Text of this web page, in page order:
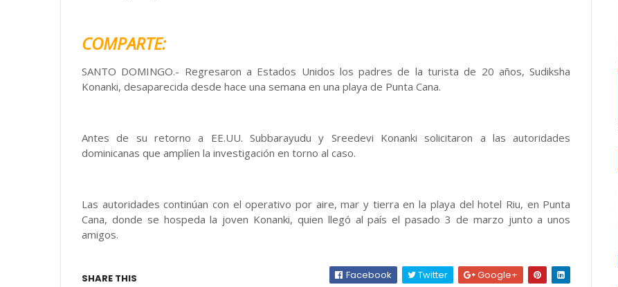
COMPARTE:
SANTO DOMINGO.- Regresaron a Estados Unidos los padres de la turista de 20 años, Sudiksha
Konanki, desaparecida desde hace una semana en una playa de Punta Cana.
Antes de su retorno a EE.UU. Subbarayudu y Sreedevi Konanki solicitaron a las autoridades
dominicanas que amplíen la investigación en torno al caso.
Las autoridades continúan con el operativo por aire, mar y tierra en la playa del hotel Riu, en Punta
Cana, donde se hospeda la joven Konanki, quien llegó al país el pasado 3 de marzo junto a unos
amigos.
SHARE THIS Facebook Twitter Google+